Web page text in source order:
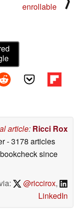
enrollable
article: Ricci Rox
- 3178 articles
since
@riccirox,
LinkedIn